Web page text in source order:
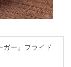
ガー』フライド